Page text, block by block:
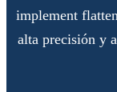
implement
alta precisión y